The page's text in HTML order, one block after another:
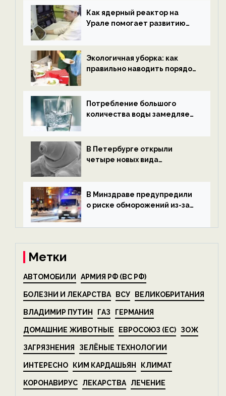
ECOportal
Как ядерный реактор на
Урале помогает развитию
ECOportal
Экологичная уборка: как
правильно наводить порядок
Потребление большого
количества воды замедляет
В Петербурге открыли
четыре новых вида
экологии на ECOportal
В Минздраве предупредили
о риске обморожений из-за
на ECOportal
Метки
АВТОМОБИЛИ АРМИЯ РФ (ВС РФ)
БОЛЕЗНИ И ЛЕКАРСТВА ВСУ ВЕЛИКОБРИТАНИЯ
ВЛАДИМИР ПУТИН ГАЗ ГЕРМАНИЯ
ДОМАШНИЕ ЖИВОТНЫЕ ЕВРОСОЮЗ (ЕС) ЗОЖ
ЗАГРЯЗНЕНИЯ ЗЕЛЁНЫЕ ТЕХНОЛОГИИ
ИНТЕРЕСНО КИМ КАРДАШЬЯН КЛИМАТ
КОРОНАВИРУС ЛЕКАРСТВА ЛЕЧЕНИЕ